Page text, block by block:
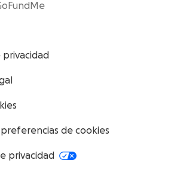
privacidad
de cookies
privacidad